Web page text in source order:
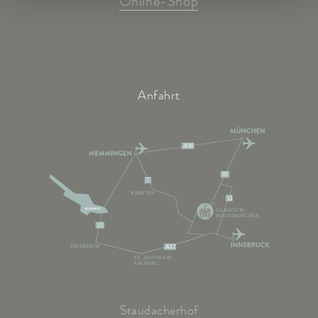
Anfahrt
A96
95
11
7
A12
13
KEMPTEN
ST. ANTON AM
ARLBERG
FELDKIRCH
GARMISCH-
PARTENKIRCHEN
Staudacherhof